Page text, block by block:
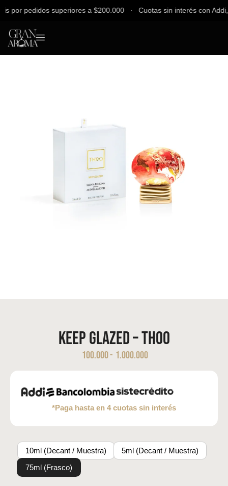
pedidos superiores a $200.000 ∙ Cuotas sin interés con Addi,
Keep Glazed – THOO
100.000- 1.000.000
*Paga hasta en 4 cuotas sin interés
10ml (Decant / Muestra)
5ml (Decant / Muestra)
75ml (Frasco)